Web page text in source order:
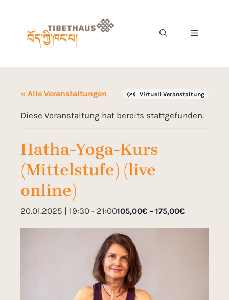
« Alle Veranstaltungen Virtuell Veranstaltung
Diese Veranstaltung hat bereits stattgefunden.
Hatha-Yoga-Kurs
(Mittelstufe) (live
online)
20.01.2025 | 19:30 - 21:00105,00€ – 175,00€